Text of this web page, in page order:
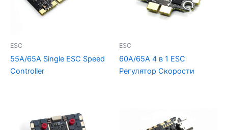
ESC
55A/65A Single ESC Speed
Controller
ESC
60A/65A 4 в 1 ESC
Регулятор Скорости